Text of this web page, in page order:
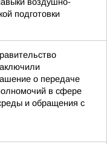
подготовки
о передаче
в сфере
и обращения с